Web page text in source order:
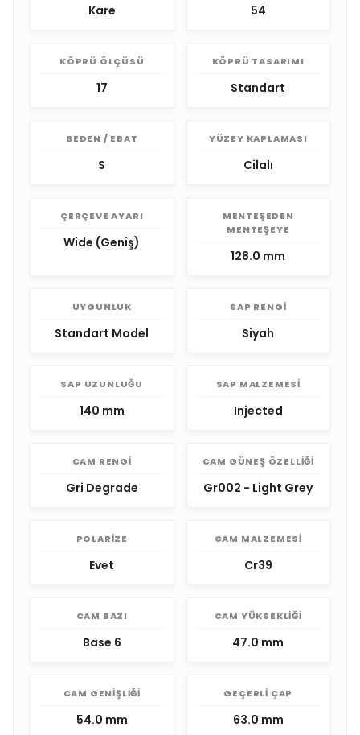
Kare 54
KÖPRÜ ÖLÇÜSÜ
17
KÖPRÜ TASARIMI
Standart
BEDEN / EBAT
S
YÜZEY KAPLAMASI
Cilalı
ÇERÇEVE AYARI
Wide (Geniş)
MENTEŞEDEN
MENTEŞEYE
128.0 mm
UYGUNLUK
Standart Model
SAP RENGI
Siyah
SAP UZUNLUĞU
140 mm
SAP MALZEMESI
Injected
CAM RENGI
Gri Degrade
CAM GÜNEŞ ÖZELLIĞI
Gr002 - Light Grey
POLARIZE
Evet
CAM MALZEMESI
Cr39
CAM BAZI
Base 6
CAM YÜKSEKLIĞI
47.0 mm
CAM GENIŞLIĞI
54.0 mm
GEÇERLI ÇAP
63.0 mm